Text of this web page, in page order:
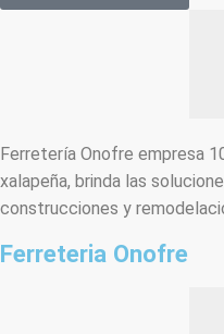
Ferretería Onofre empresa
xalapeña, brinda las
construcciones y
Ferreteria Onofre